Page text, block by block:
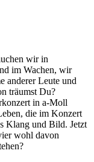
wir in
im Wachen, wir
anderer Leute und
träumst Du?
in a-Moll
die im Konzert
Klang und Bild. Jetzt
wohl davon